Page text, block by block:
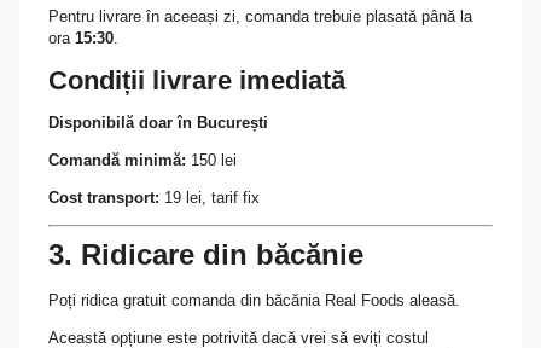
Pentru livrare în aceeași zi, comanda trebuie plasată până la
ora 15:30.
Condiții livrare imediată
Disponibilă doar în București
Comandă minimă: 150 lei
Cost transport: 19 lei, tarif fix
3. Ridicare din băcănie
Poți ridica gratuit comanda din băcănia Real Foods aleasă.
Această opțiune este potrivită dacă vrei să eviți costul